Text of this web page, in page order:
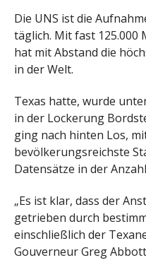
Die UNS ist die
täglich. Mit fast 125.000
hat mit Abstand die
in der Welt.
Texas hatte, wurde
in der Lockerung
ging nach hinten Los,
bevölkerungsreichste
Datensätze in der
„Es ist klar, dass der
getrieben durch
einschließlich der
Gouverneur Greg